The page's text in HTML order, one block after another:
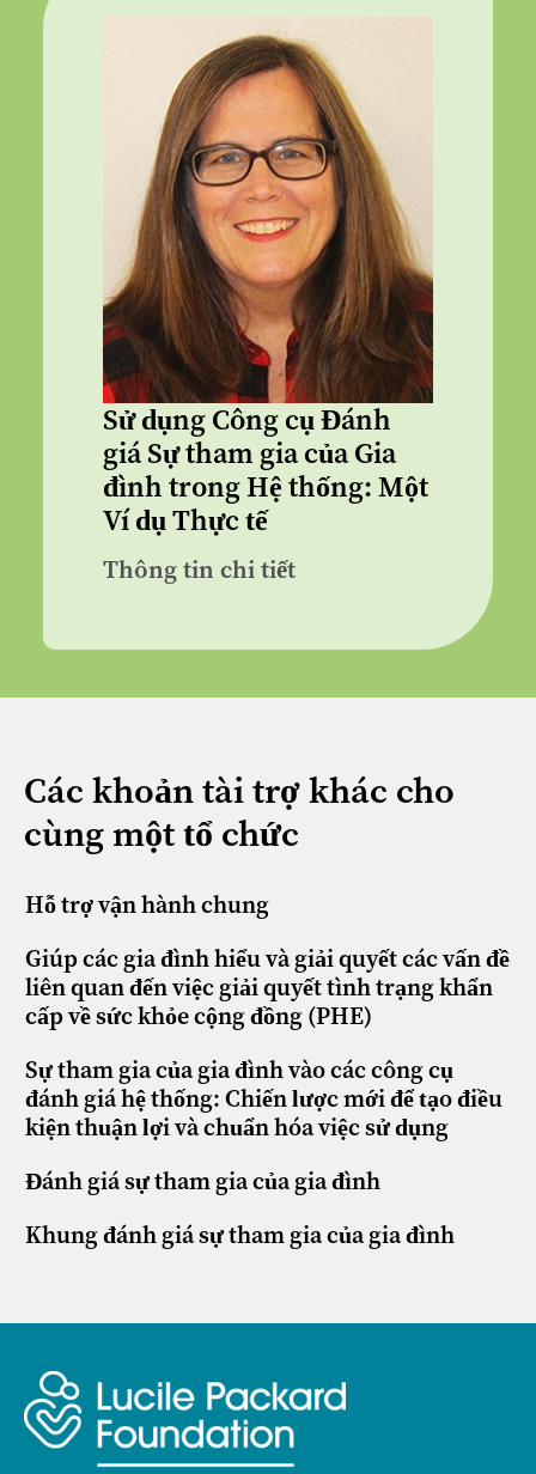
Sử dụng Công cụ Đánh
giá Sự tham gia của Gia
đình trong Hệ thống: Một
Ví dụ Thực tế
Thông tin chi tiết
Các khoản tài trợ khác cho
cùng một tổ chức
Hỗ trợ vận hành chung
Giúp các gia đình hiểu và giải quyết các vấn đề
liên quan đến việc giải quyết tình trạng khẩn
cấp về sức khỏe cộng đồng (PHE)
Sự tham gia của gia đình vào các công cụ
đánh giá hệ thống: Chiến lược mới để tạo điều
kiện thuận lợi và chuẩn hóa việc sử dụng
Đánh giá sự tham gia của gia đình
Khung đánh giá sự tham gia của gia đình